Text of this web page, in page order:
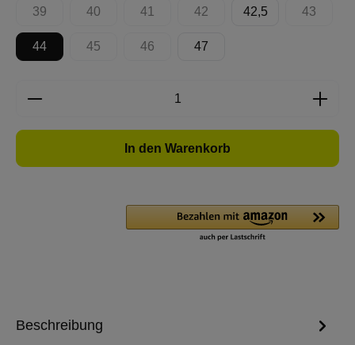
39
(Diese Option ist zurzeit nicht verfügbar.)
40
(Diese Option ist zurzeit nicht verfügbar.)
41
(Diese Option ist zurzeit nicht verfügbar.)
42
(Diese Option ist zurzeit nicht
42,5 43
(Diese
44 45
(Diese Option ist zurzeit nicht verfügbar.)
46
(Diese Option ist zurzeit nicht verfügbar.)
47
Produkt Anzahl: Gib den gewünschten
In den Warenkorb
Beschreibung